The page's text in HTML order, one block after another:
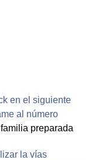
en el siguiente
al número
preparada
la vías